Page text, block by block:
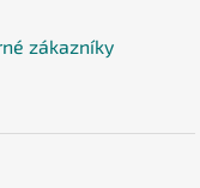
zákazníky